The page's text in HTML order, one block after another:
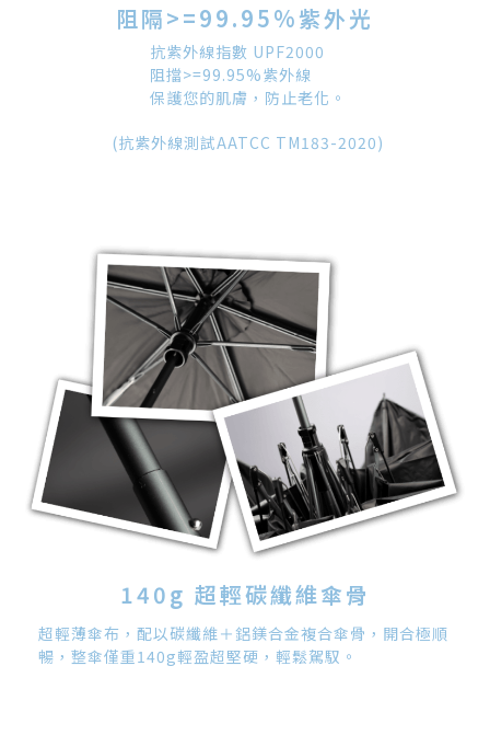
阻隔>=99.95%紫外光
抗紫外線指數 UPF2000
阻擋>=99.95%紫外線
保護您的肌膚，防止老化。
(抗紫外線測試AATCC TM183-2020)
140g 超輕碳纖維傘骨
超輕薄傘布，配以碳纖維＋鋁鎂合金複合傘骨，開合極順
暢，整傘僅重140g輕盈超堅硬，輕鬆駕馭。